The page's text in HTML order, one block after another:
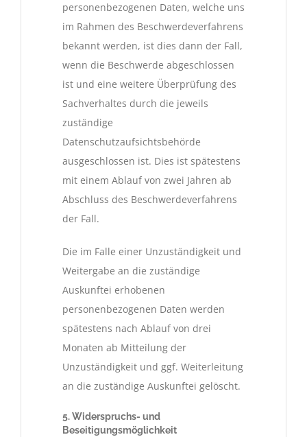
personenbezogenen Daten, welche uns
im Rahmen des Beschwerdeverfahrens
bekannt werden, ist dies dann der Fall,
wenn die Beschwerde abgeschlossen
ist und eine weitere Überprüfung des
Sachverhaltes durch die jeweils
zuständige
Datenschutzaufsichtsbehörde
ausgeschlossen ist. Dies ist spätestens
mit einem Ablauf von zwei Jahren ab
Abschluss des Beschwerdeverfahrens
der Fall.
Die im Falle einer Unzuständigkeit und
Weitergabe an die zuständige
Auskunftei erhobenen
personenbezogenen Daten werden
spätestens nach Ablauf von drei
Monaten ab Mitteilung der
Unzuständigkeit und ggf. Weiterleitung
an die zuständige Auskunftei gelöscht.
5. Widerspruchs- und
Beseitigungsmöglichkeit